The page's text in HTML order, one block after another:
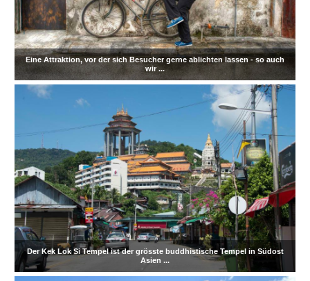
Eine Attraktion, vor der sich Besucher gerne ablichten lassen - so auch
wir ...
Der Kek Lok Si Tempel ist der grösste buddhistische Tempel in Südost
Asien ...